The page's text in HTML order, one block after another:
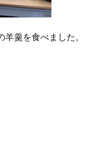
羹を食べました。